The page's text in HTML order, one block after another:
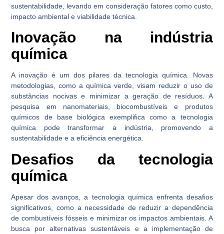
sustentabilidade, levando em consideração fatores como custo,
impacto ambiental e viabilidade técnica.
Inovação na indústria
química
A inovação é um dos pilares da tecnologia química. Novas
metodologias, como a química verde, visam reduzir o uso de
substâncias nocivas e minimizar a geração de resíduos. A
pesquisa em nanomateriais, biocombustíveis e produtos
químicos de base biológica exemplifica como a tecnologia
química pode transformar a indústria, promovendo a
sustentabilidade e a eficiência energética.
Desafios da tecnologia
química
Apesar dos avanços, a tecnologia química enfrenta desafios
significativos, como a necessidade de reduzir a dependência
de combustíveis fósseis e minimizar os impactos ambientais. A
busca por alternativas sustentáveis e a implementação de